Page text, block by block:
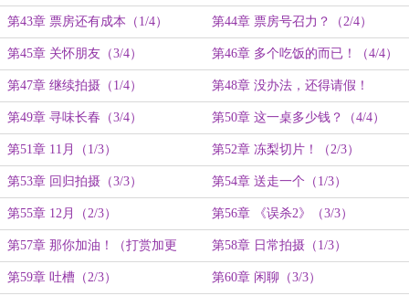
第43章 票房还有成本（1/4） 第44章 票房号召力？（2/4）
第45章 关怀朋友（3/4） 第46章 多个吃饭的而已！（4/4）
第47章 继续拍摄（1/4） 第48章 没办法，还得请假！
（2/4）
第49章 寻味长春（3/4） 第50章 这一桌多少钱？（4/4）
第51章 11月（1/3） 第52章 冻梨切片！（2/3）
第53章 回归拍摄（3/3） 第54章 送走一个（1/3）
第55章 12月（2/3） 第56章 《误杀2》（3/3）
第57章 那你加油！（打赏加更
1/18）
第58章 日常拍摄（1/3）
第59章 吐槽（2/3） 第60章 闲聊（3/3）